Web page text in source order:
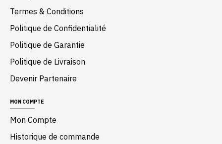
Termes & Conditions
Politique de Confidentialité
Politique de Garantie
Politique de Livraison
Devenir Partenaire
MON COMPTE
Mon Compte
Historique de commande